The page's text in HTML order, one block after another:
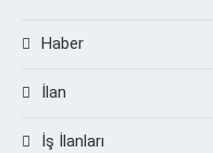
Haber
İlan
İş İlanları